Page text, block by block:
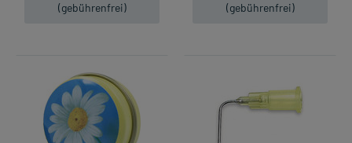
(gebührenfrei)
(gebührenfrei)